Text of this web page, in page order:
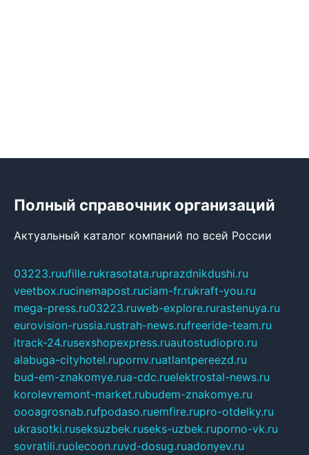
Полный справочник организаций
Актуальный каталог компаний по всей России
03223.ruufille.rukrasotata.ruprazdnikdushi.ru
veetbox.rucinemapost.ruciam-fr.rukraft-you.ru
mega-press.ru03223.ruweb-explore.rurastenuya.ru
eurovision-russia.rustrah-news.rufreeride-team.ru
itrack-24.rusexshopexpress.ruautostudiopro.ru
alabuga-cityhotel.rupornv.ruatlantpereezd.ru
bud-em-znakomye.rua-cdc.ruelektrostal-news.ru
korolevremont-market.rubudem-znakomye.ru
oooagrosnab.rufpodaso.ruemfire.rupro-otdelky.ru
ukrasotki.ruseksuzbek.ruseks-uzbek.ruporno-vk.ru
sovratili.ruolecoon.ruvd-dosug.ruadonyev.ru